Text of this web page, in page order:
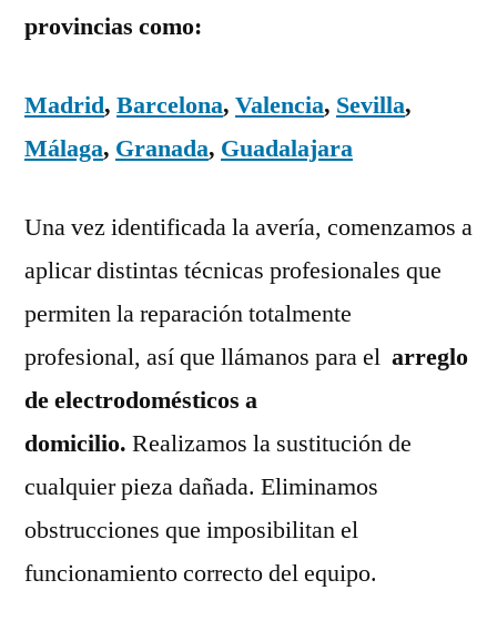
provincias como:
Madrid, Barcelona, Valencia, Sevilla,
Málaga, Granada, Guadalajara
Una vez identificada la avería, comenzamos a
aplicar distintas técnicas profesionales que
permiten la reparación totalmente
profesional, así que llámanos para el arreglo
de electrodomésticos a
domicilio. Realizamos la sustitución de
cualquier pieza dañada. Eliminamos
obstrucciones que imposibilitan el
funcionamiento correcto del equipo.